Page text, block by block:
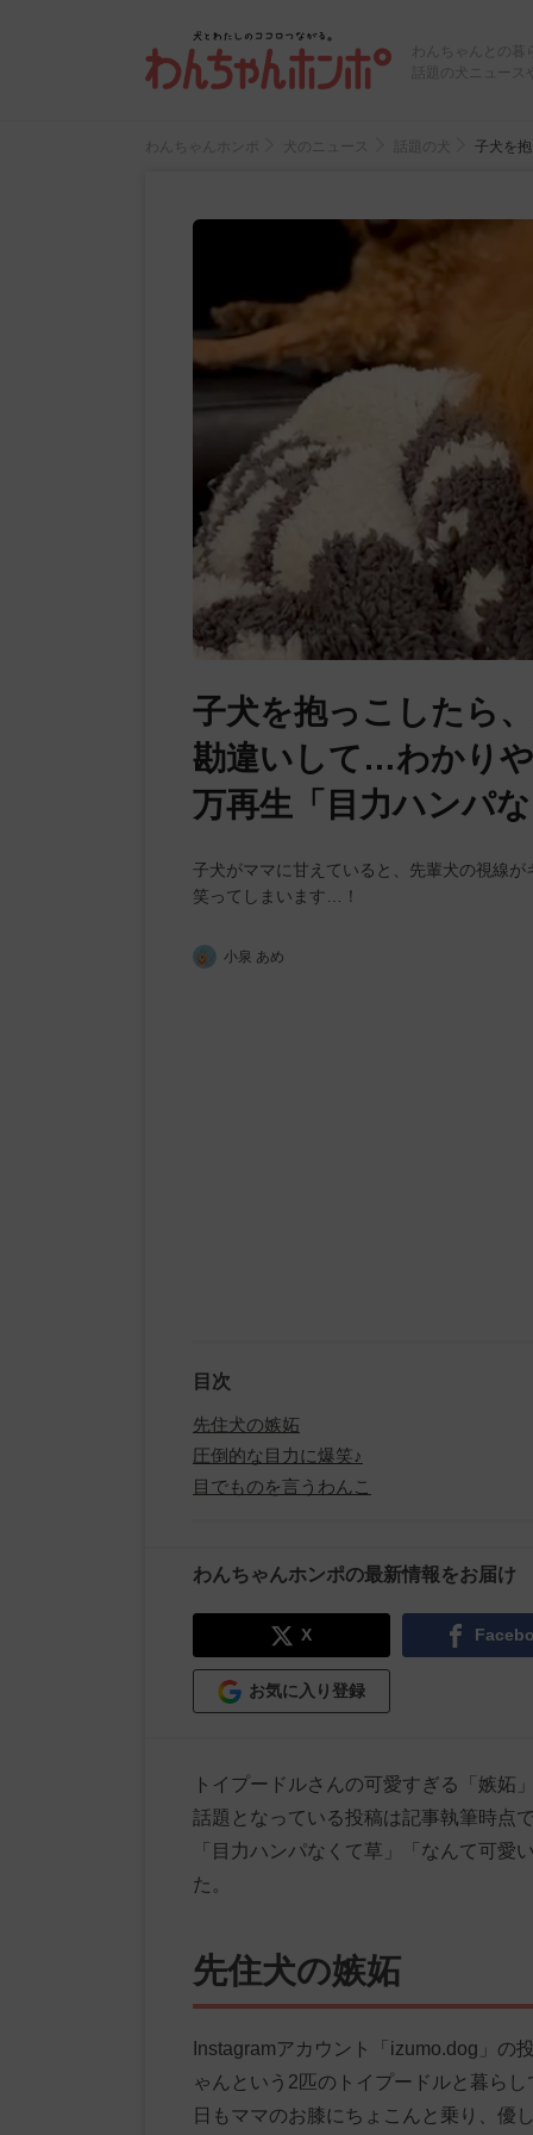
わんちゃんとの
話題の犬ニュー
わんちゃんホンポ 犬のニュース 話題の犬 子犬を
子犬を抱っこしたら
勘違いして…わかり
万再生「目力ハンパ
子犬がママに甘えていると、先輩犬の視線
笑ってしまいます…！
小泉 あめ
目次
先住犬の嫉妬
圧倒的な目力に爆笑♪
目でものを言うわんこ
わんちゃんホンポの最新情報をお届け
X
お気に入り登録
トイプードルさんの可愛すぎる「嫉妬
話題となっている投稿は記事執筆時点
「目力ハンパなくて草」「なんて可
た。
先住犬の嫉妬
Instagramアカウント「izumo.dog」の
ゃんという2匹のトイプードルと暮ら
日もママのお膝にちょこんと乗り、優